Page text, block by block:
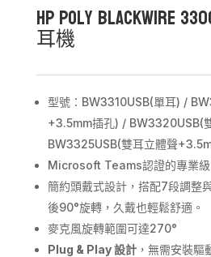
HP Poly Blackwire
耳機
型號：BW3310USB(單耳) /
+3.5mm插孔) / BW3320USB(
BW3325USB(雙耳立體聲
Microsoft Teams認證的專業級
簡約頭戴式設計，搭配7段調整
後90°旋轉，久戴也輕鬆舒適。
麥克風旋轉範圍可達270°
Plug & Play設計，無需安裝驅